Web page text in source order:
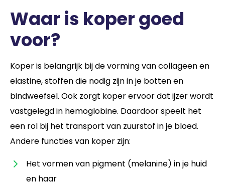
Waar is koper goed
voor?
Koper is belangrijk bij de vorming van collageen en
elastine, stoffen die nodig zijn in je botten en
bindweefsel. Ook zorgt koper ervoor dat ijzer wordt
vastgelegd in hemoglobine. Daardoor speelt het
een rol bij het transport van zuurstof in je bloed.
Andere functies van koper zijn:
Het vormen van pigment (melanine) in je huid
en haar